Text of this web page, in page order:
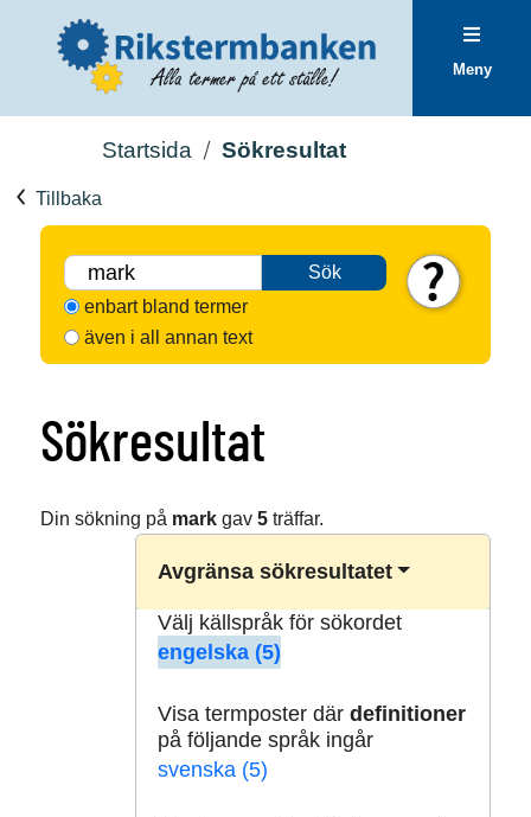
Meny
Startsida Sökresultat
Tillbaka
Sök
enbart bland termer
även i all annan text
Sökresultat
Din sökning på markgav 5träffar.
Avgränsa sökresultatet
Välj källspråk för sökordet
engelska (5)
Visa termposter där definitioner
på följande språk ingår
svenska (5)